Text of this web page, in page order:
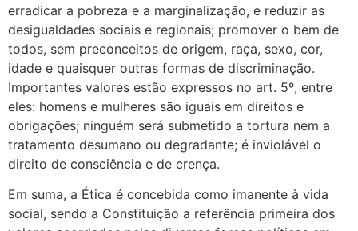
erradicar a pobreza e a marginalização, e reduzir as
desigualdades sociais e regionais; promover o bem de
todos, sem preconceitos de origem, raça, sexo, cor,
idade e quaisquer outras formas de discriminação.
Importantes valores estão expressos no art. 5º, entre
eles: homens e mulheres são iguais em direitos e
obrigações; ninguém será submetido a tortura nem a
tratamento desumano ou degradante; é inviolável o
direito de consciência e de crença.
Em suma, a Ética é concebida como imanente à vida
social, sendo a Constituição a referência primeira dos